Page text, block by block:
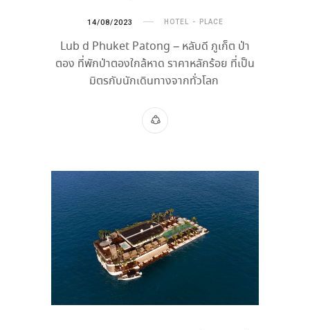
14/08/2023 HOTEL PLACE
Lub d Phuket Patong – หลับดี ภูเก็ต ป่า
ตอง ที่พักป่าตองใกล้หาด ราคาหลักร้อย ที่เป็น
มิตรกับนักเดินทางจากทั่วโลก